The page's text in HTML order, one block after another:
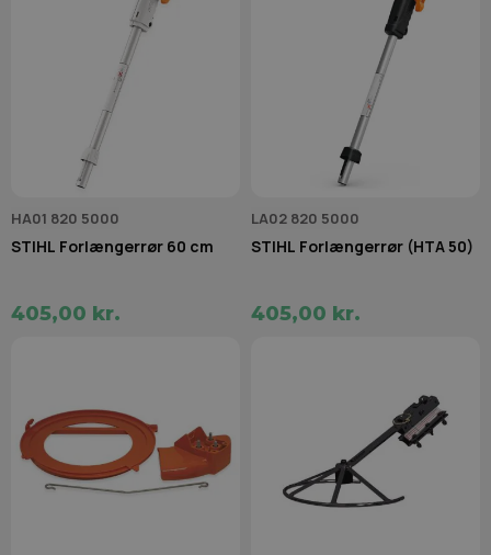
HA01 820 5000
STIHL Forlængerrør 60 cm
405,00 kr.
LA02 820 5000
STIHL Forlængerrør (HTA 50)
405,00 kr.